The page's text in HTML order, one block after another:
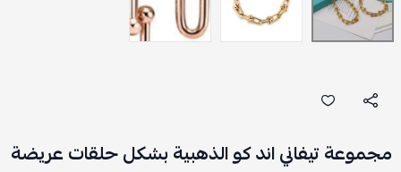
مجموعة تيفاني اند كو الذهبية بشكل حلقات عريضة